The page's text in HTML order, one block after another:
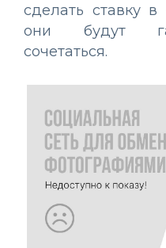
сделать ставку
они будут
сочетаться.